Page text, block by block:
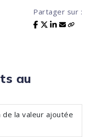
Partager sur :
au
de la valeur ajoutée